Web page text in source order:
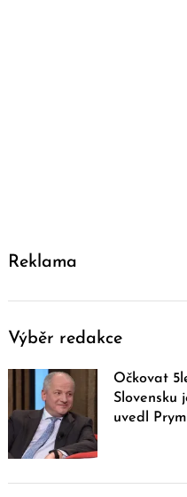
Reklama
Výběr redakce
Očkovat
Slovensku
uvedl